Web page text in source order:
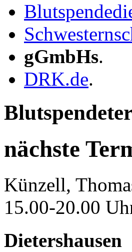
gGmbHs.
DRK.de.
nächste
Künzell,
15.00-20.00
Dietershausen